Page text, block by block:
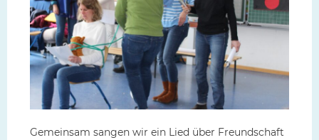
Gemeinsam sangen wir ein Lied über Freundschaft